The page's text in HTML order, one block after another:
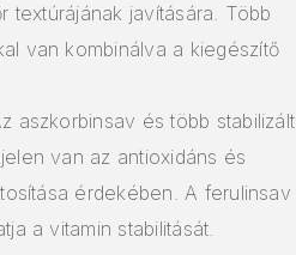
textúrájának javítására. Több
van kombinálva a kiegészítő
aszkorbinsav és több stabilizált
van az antioxidáns és
érdekében. A ferulinsav
a vitamin stabilitását.